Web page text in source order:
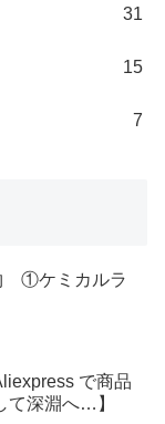
31
15
7
①ケミカルラ
で商品
て深淵へ…】